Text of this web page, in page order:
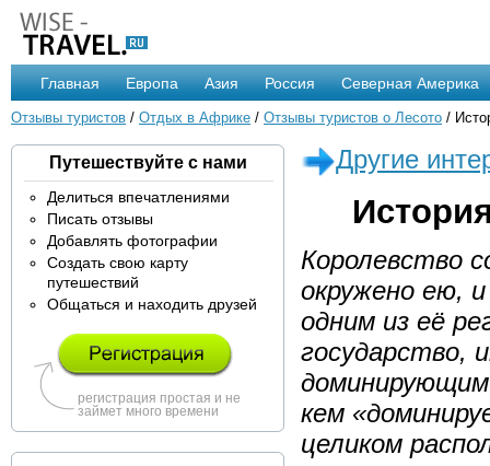
Главная Европа Азия Россия Северная Америка
Отзывы туристов / Отдых в Африке / Отзывы туристов о Лесото /
Путешествуйте с нами
Делиться впечатлениями
Писать отзывы
Добавлять фотографии
Создать свою карту
путешествий
Общаться и находить друзей
регистрация простая и не
займет много времени
Другие
Королевство
окружено ею,
одним из её
государство,
кем
целиком